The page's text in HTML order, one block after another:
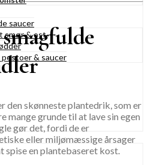
saucer
smør & ost
pestoer & saucer
den skønneste plantedrik, som er
mange grunde til at lave sin egen
gør det, fordi de er
eller miljømæssige årsager
spise en plantebaseret kost.